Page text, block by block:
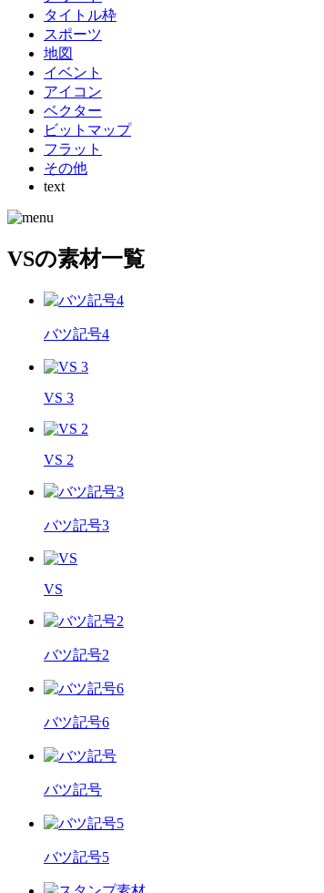
タイトル枠
スポーツ
地図
イベント
アイコン
ベクター
ビットマップ
フラット
その他
text
VSの素材一覧
バツ記号4
VS 3
VS 2
バツ記号3
VS
バツ記号2
バツ記号6
バツ記号
バツ記号5